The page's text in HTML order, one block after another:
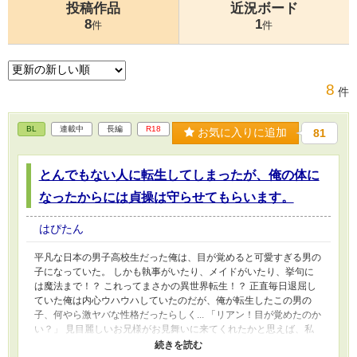
投稿作品
8件
近況ボード
1件
8 件
BL 連載中 長編 R18 お気に入りに追加 81
とんでもない人に転生してしまったが、俺の体に
なったからには貞操は守らせてもらいます。
はぴたん
平凡な日本の男子高校生だった俺は、目が覚めると可愛すぎる男の
子になっていた。 しかも執事がいたり、メイドがいたり、挙句に
は魔法まで！？ これってまさかの異世界転生！？ 正直毎日退屈し
ていた俺は内心ウハウハしていたのだが、俺が転生したこの男の
子、何やら激ヤバな性格だったらしく... 「リアン！目が覚めたのか
い？」 見目麗しいお兄様がお見舞いに来てくれたかと思えば、私
と乗馬中に×××していたら馬が暴れだして落馬してしまったから心